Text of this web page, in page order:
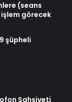
(seans
görecek
şüpheli
Şahsiyeti